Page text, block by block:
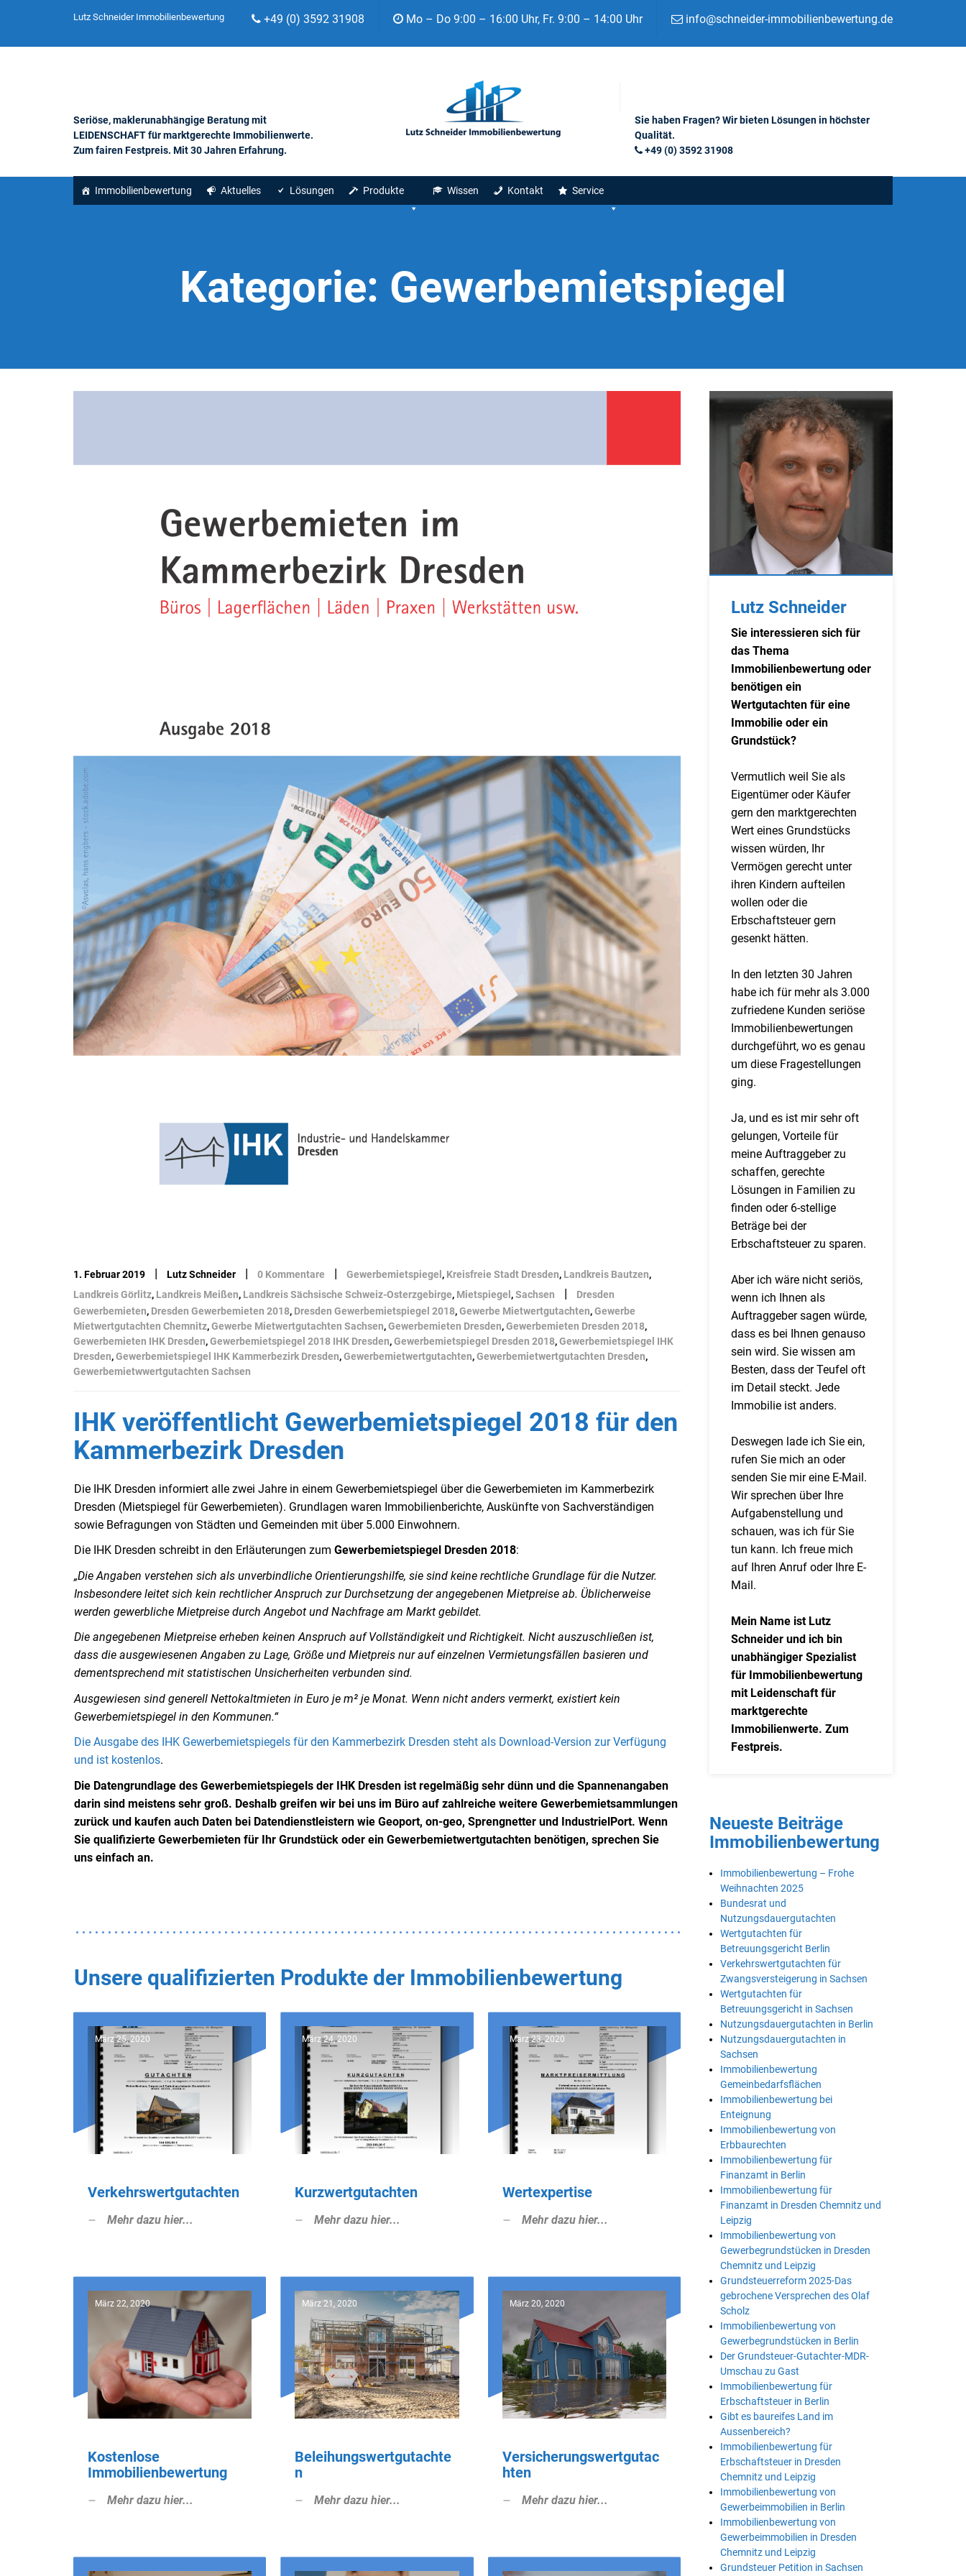
Lutz Schneider Immobilienbewertung +49 (0) 3592 31908 Mo – Do 9:00 – 16:00 Uhr, Fr. 9:00 – 14:00 Uhr info@schneider-immobilienbewertung.de
Seriöse, maklerunabhängige Beratung mit
LEIDENSCHAFT für marktgerechte Immobilienwerte.
Zum fairen Festpreis. Mit 30 Jahren Erfahrung.
Sie haben Fragen? Wir bieten Lösungen in höchster
Qualität.
+49 (0) 3592 31908
Immobilienbewertung Aktuelles Lösungen Produkte Wissen Kontakt Service
Kategorie: Gewerbemietspiegel
1. Februar 2019 | Lutz Schneider | 0 Kommentare | Gewerbemietspiegel , Kreisfreie Stadt Dresden, Landkreis Bautzen,
Landkreis Görlitz, Landkreis Meißen, Landkreis Sächsische Schweiz-Osterzgebirge, Mietspiegel ,Sachsen |
Dresden
Gewerbemieten, Dresden Gewerbemieten 2018, Dresden Gewerbemietspiegel 2018,Gewerbe Mietwertgutachten,Gewerbe
Mietwertgutachten Chemnitz,Gewerbe Mietwertgutachten Sachsen,Gewerbemieten Dresden,Gewerbemieten Dresden 2018,
Gewerbemieten IHK Dresden,Gewerbemietspiegel 2018 IHK Dresden,Gewerbemietspiegel Dresden 2018,Gewerbemietspiegel IHK
Dresden,Gewerbemietspiegel IHK Kammerbezirk Dresden,Gewerbemietwertgutachten,Gewerbemietwertgutachten Dresden,
Gewerbemietwwertgutachten Sachsen
IHK veröffentlicht Gewerbemietspiegel 2018 für den
Kammerbezirk Dresden
Die IHK Dresden informiert alle zwei Jahre in einem Gewerbemietspiegel über die Gewerbemieten im Kammerbezirk
Dresden (Mietspiegel für Gewerbemieten). Grundlagen waren Immobilienberichte, Auskünfte von Sachverständigen
sowie Befragungen von Städten und Gemeinden mit über 5.000 Einwohnern.
Die IHK Dresden schreibt in den Erläuterungen zum Gewerbemietspiegel Dresden 2018:
„Die Angaben verstehen sich als unverbindliche Orientierungshilfe, sie sind keine rechtliche Grundlage für die Nutzer.
Insbesondere leitet sich kein rechtlicher Anspruch zur Durchsetzung der angegebenen Mietpreise ab. Üblicherweise
werden gewerbliche Mietpreise durch Angebot und Nachfrage am Markt gebildet.
Die angegebenen Mietpreise erheben keinen Anspruch auf Vollständigkeit und Richtigkeit. Nicht auszuschließen ist,
dass die ausgewiesenen Angaben zu Lage, Größe und Mietpreis nur auf einzelnen Vermietungsfällen basieren und
dementsprechend mit statistischen Unsicherheiten verbunden sind.
Ausgewiesen sind generell Nettokaltmieten in Euro je m² je Monat. Wenn nicht anders vermerkt, existiert kein
Gewerbemietspiegel in den Kommunen.“
Die Ausgabe des IHK Gewerbemietspiegels für den Kammerbezirk Dresden steht als Download-Version zur Verfügung
und ist kostenlos.
Die Datengrundlage des Gewerbemietspiegels der IHK Dresden ist regelmäßig sehr dünn und die Spannenangaben
darin sind meistens sehr groß. Deshalb greifen wir bei uns im Büro auf zahlreiche weitere Gewerbemietsammlungen
zurück und kaufen auch Daten bei Datendienstleistern wie Geoport, on-geo, Sprengnetter und IndustrielPort. Wenn
Sie qualifizierte Gewerbemieten für Ihr Grundstück oder ein Gewerbemietwertgutachten benötigen, sprechen Sie
uns einfach an.
Unsere qualifizierten Produkte der Immobilienbewertung
März 25, 2020
Verkehrswertgutachten
Mehr dazu hier...
März 24, 2020
Kurzwertgutachten
Mehr dazu hier...
März 23, 2020
Wertexpertise
Mehr dazu hier...
März 22, 2020
Kostenlose
Immobilienbewertung
Mehr dazu hier...
März 21, 2020
Beleihungswertgutachte
n
Mehr dazu hier...
März 20, 2020
Versicherungswertgutac
hten
Mehr dazu hier...
Lutz Schneider
Sie interessieren sich für
das Thema
Immobilienbewertung oder
benötigen ein
Wertgutachten für eine
Immobilie oder ein
Grundstück?
Vermutlich weil Sie als
Eigentümer oder Käufer
gern den marktgerechten
Wert eines Grundstücks
wissen würden, Ihr
Vermögen gerecht unter
ihren Kindern aufteilen
wollen oder die
Erbschaftsteuer gern
gesenkt hätten.
In den letzten 30 Jahren
habe ich für mehr als 3.000
zufriedene Kunden seriöse
Immobilienbewertungen
durchgeführt, wo es genau
um diese Fragestellungen
ging.
Ja, und es ist mir sehr oft
gelungen, Vorteile für
meine Auftraggeber zu
schaffen, gerechte
Lösungen in Familien zu
finden oder 6-stellige
Beträge bei der
Erbschaftsteuer zu sparen.
Aber ich wäre nicht seriös,
wenn ich Ihnen als
Auftraggeber sagen würde,
dass es bei Ihnen genauso
sein wird. Sie wissen am
Besten, dass der Teufel oft
im Detail steckt. Jede
Immobilie ist anders.
Deswegen lade ich Sie ein,
rufen Sie mich an oder
senden Sie mir eine E-Mail.
Wir sprechen über Ihre
Aufgabenstellung und
schauen, was ich für Sie
tun kann. Ich freue mich
auf Ihren Anruf oder Ihre E-
Mail.
Mein Name ist Lutz
Schneider und ich bin
unabhängiger Spezialist
für Immobilienbewertung
mit Leidenschaft für
marktgerechte
Immobilienwerte. Zum
Festpreis.
Neueste Beiträge
Immobilienbewertung
Immobilienbewertung – Frohe
Weihnachten 2025
Bundesrat und
Nutzungsdauergutachten
Wertgutachten für
Betreuungsgericht Berlin
Verkehrswertgutachten für
Zwangsversteigerung in Sachsen
Wertgutachten für
Betreuungsgericht in Sachsen
Nutzungsdauergutachten in Berlin
Nutzungsdauergutachten in
Sachsen
Immobilienbewertung
Gemeinbedarfsflächen
Immobilienbewertung bei
Enteignung
Immobilienbewertung von
Erbbaurechten
Immobilienbewertung für
Finanzamt in Berlin
Immobilienbewertung für
Finanzamt in Dresden Chemnitz und
Leipzig
Immobilienbewertung von
Gewerbegrundstücken in Dresden
Chemnitz und Leipzig
Grundsteuerreform 2025-Das
gebrochene Versprechen des Olaf
Scholz
Immobilienbewertung von
Gewerbegrundstücken in Berlin
Der Grundsteuer-Gutachter-MDR-
Umschau zu Gast
Immobilienbewertung für
Erbschaftsteuer in Berlin
Gibt es baureifes Land im
Aussenbereich?
Immobilienbewertung für
Erbschaftsteuer in Dresden
Chemnitz und Leipzig
Immobilienbewertung von
Gewerbeimmobilien in Berlin
Immobilienbewertung von
Gewerbeimmobilien in Dresden
Chemnitz und Leipzig
Grundsteuer Petition in Sachsen